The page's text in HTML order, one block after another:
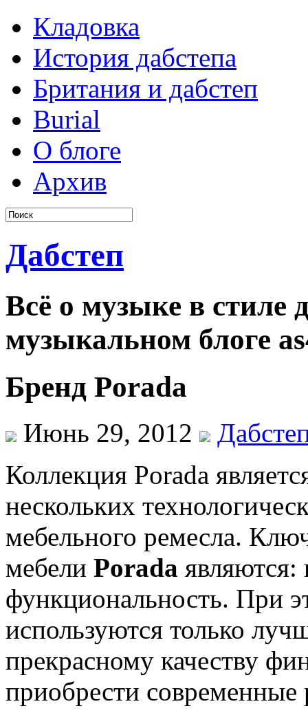
Кладовка
История дабстепа
Британия и дабстеп
Burial
О блоге
Архив
Дабстеп
Всё о музыке в стиле
музыкальном блоге
Бренд Porada
Июнь 29, 2012
Коллекция Porada
нескольких
мебельного ремесла.
мебели Porada являются:
функциональность. При
используются только
прекрасному качеству
приобрести